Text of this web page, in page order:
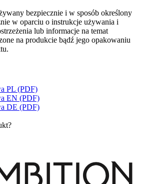
bezpiecznie i w sposób określony
w oparciu o instrukcje używania i
lub informacje na temat
na produkcie bądź jego opakowaniu
PL (PDF)
EN (PDF)
DE (PDF)